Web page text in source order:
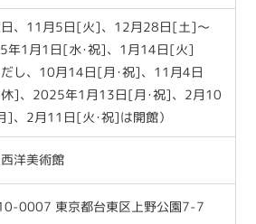
日、11月5日[火]、12月28日[土]〜
年1月1日[水･祝]、1月14日[火]
だし、10月14日[月･祝]、11月4日
]、2025年1月13日[月･祝]、2月10
]、2月11日[火･祝]は開館）
洋美術館
0007 東京都台東区上野公園7-7